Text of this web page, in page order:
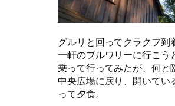
グルリと回ってクラクフ到
一軒のブルワリーに行こう
乗って行ってみたが、何と
中央広場に戻り、開いてい
って夕食。